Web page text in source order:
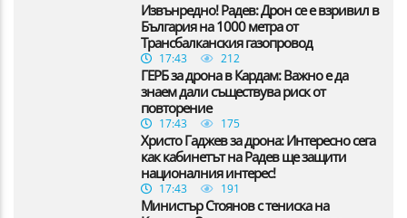
Извънредно! Радев: Дрон се е взривил в
България на 1000 метра от
Трансбалканския газопровод
17:43 212
ГЕРБ за дрона в Кардам: Важно е да
знаем дали съществува риск от
повторение
17:43 175
Христо Гаджев за дрона: Интересно сега
как кабинетът на Радев ще защити
националния интерес!
17:43 191
Министър Стоянов с тениска на